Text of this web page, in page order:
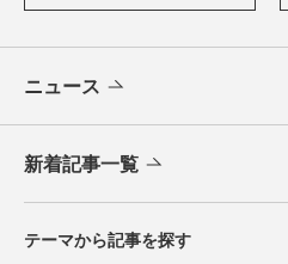
ニュース
新着記事一覧
テーマから記事を探す